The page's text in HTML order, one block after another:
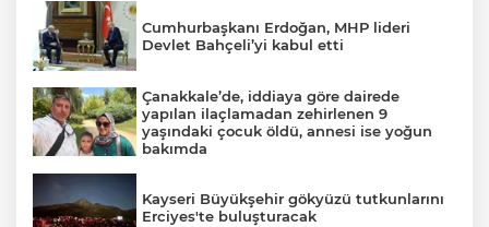
Cumhurbaşkanı Erdoğan, MHP lideri
Devlet Bahçeli’yi kabul etti
Çanakkale’de, iddiaya göre dairede
yapılan ilaçlamadan zehirlenen 9
yaşındaki çocuk öldü, annesi ise yoğun
bakımda
Kayseri Büyükşehir gökyüzü tutkunlarını
Erciyes'te buluşturacak